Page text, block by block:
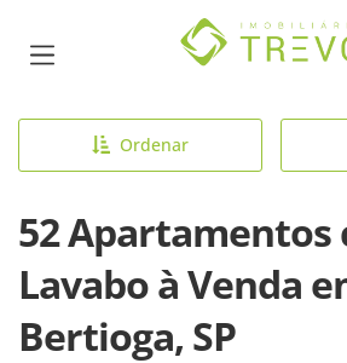
Página inicial
Ordenar
52 Apartamentos
Lavabo à Venda
Bertioga, SP